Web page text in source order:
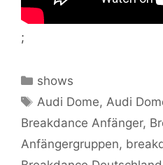
;
Kategorien
shows
Schlagwörter
Audi Dome,Audi
Breakdance Anfänger,
Anfängergruppen,